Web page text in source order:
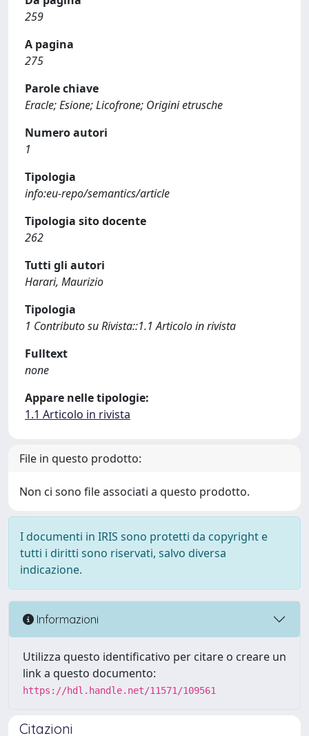
259
A pagina
275
Parole chiave
Eracle; Esione; Licofrone; Origini etrusche
Numero autori
1
Tipologia
info:eu-repo/semantics/article
Tipologia sito docente
262
Tutti gli autori
Harari, Maurizio
Tipologia
1 Contributo su Rivista::1.1 Articolo in rivista
Fulltext
none
Appare nelle tipologie:
1.1 Articolo in rivista
File in questo prodotto:
Non ci sono file associati a questo prodotto.
I documenti in IRIS sono protetti da copyright e
tutti i diritti sono riservati, salvo diversa
indicazione.
Informazioni
Utilizza questo identificativo per citare o creare un
link a questo documento:
https://hdl.handle.net/11571/109561
Citazioni